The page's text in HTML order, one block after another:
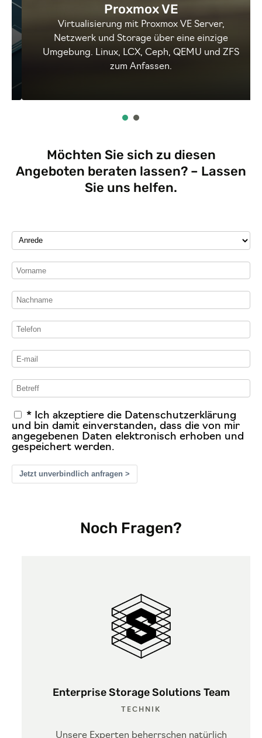
Proxmox VE
Virtualisierung mit Proxmox VE Server,
Netzwerk und Storage über eine einzige
Umgebung. Linux, LCX, Ceph, QEMU und ZFS
zum Anfassen.
Möchten Sie sich zu diesen
Angeboten beraten lassen? – Lassen
Sie uns helfen.
* Ich akzeptiere die Datenschutzerklärung
und bin damit einverstanden, dass die von mir
angegebenen Daten elektronisch erhoben und
gespeichert werden.
Jetzt unverbindlich anfragen >
Noch Fragen?
Enterprise Storage Solutions Team
TECHNIK
Unsere Experten beherrschen natürlich